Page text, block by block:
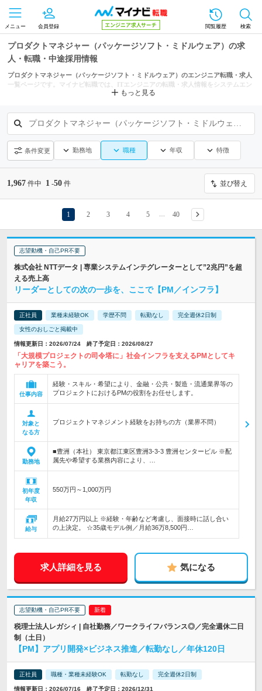
メニュー 会員登録 閲覧履歴 検索
プロダクトマネジャー（パッケージソフト・ミドルウェア）の求
人・転職・中途採用情報
プロダクトマネジャー（パッケージソフト・ミドルウェア）のエンジニア転職・求人
一覧ページです。マイナビ転職では、ITエンジニアの転職・求人情報をシステムエン
ジニア（パッケージソフト・ミドルウェア）、プログラマー（パッケージソフト・ミ
も探せます。
もっと見る
プロダクトマネジャー（パッケージソフト・ミドルウェア）
条件変更 勤務地 職種 年収 特徴
1,967 件中 1 -50 件 並び替え
1 2 3 4 5 40
志望動機・自己PR不要
株式会社 NTTデータ | 専業システムインテグレーターとして”2兆円”を超
える売上高
リーダーとしての次の一歩を、ここで【PM／インフラ】
正社員 業種未経験OK 学歴不問 転勤なし 完全週休2日制
女性のおしごと掲載中
情報更新日：2026/07/24 終了予定日：2026/08/27
「大規模プロジェクトの司令塔に」社会インフラを支えるPMとしてキ
ャリアを築こう。
仕事内容
経験・スキル・希望により、金融・公共・製造・流通業界等の
プロジェクトにおけるPMの役割をお任せします。
対象と
なる方
プロジェクトマネジメント経験をお持ちの方（業界不問）
勤務地
■豊洲（本社） 東京都江東区豊洲3-3-3 豊洲センタービル ※配
属先や希望する業務内容により、…
初年度
年収
550万円～1,000万円
給与
月給27万円以上 ※経験・年齢など考慮し、面接時に話し合い
の上決定。 ☆35歳モデル例／月給36万8,500円…
求人詳細を見る 気になる
志望動機・自己PR不要
税理士法人レガシィ | 自社勤務／ワークライフバランス◎／完全週休二日
制（土日）
【PM】アプリ開発×ビジネス推進／転勤なし／年休120日
正社員 職種・業種未経験OK 転勤なし 完全週休2日制
情報更新日：2026/07/16 終了予定日：2026/12/31